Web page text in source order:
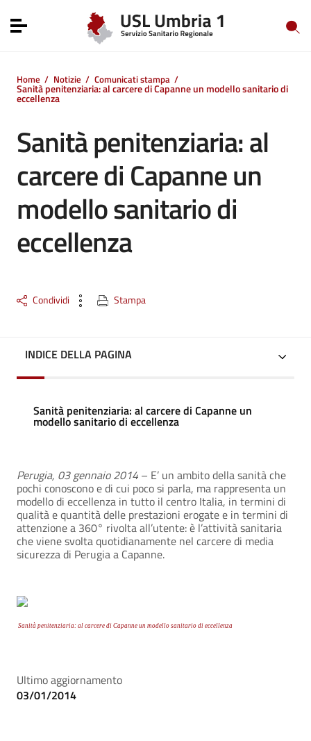
Vai al menu di navigazione
Toggle navigation
Home / Notizie / Comunicati stampa /
Sanità penitenziaria: al carcere di Capanne un modello sanitario di
eccellenza
Sanità penitenziaria: al
carcere di Capanne un
modello sanitario di
eccellenza
Condividi Stampa
INDICE DELLA PAGINA
Sanità penitenziaria: al carcere di Capanne un
modello sanitario di eccellenza
Perugia, 03 gennaio 2014 – E’ un ambito della sanità che
pochi conoscono e di cui poco si parla, ma rappresenta un
modello di eccellenza in tutto il centro Italia, in termini di
qualità e quantità delle prestazioni erogate e in termini di
attenzione a 360° rivolta all’utente: è l’attività sanitaria
che viene svolta quotidianamente nel carcere di media
sicurezza di Perugia a Capanne.
Sanità penitenziaria: al carcere di Capanne un modello sanitario di eccellenza
Ultimo aggiornamento
03/01/2014